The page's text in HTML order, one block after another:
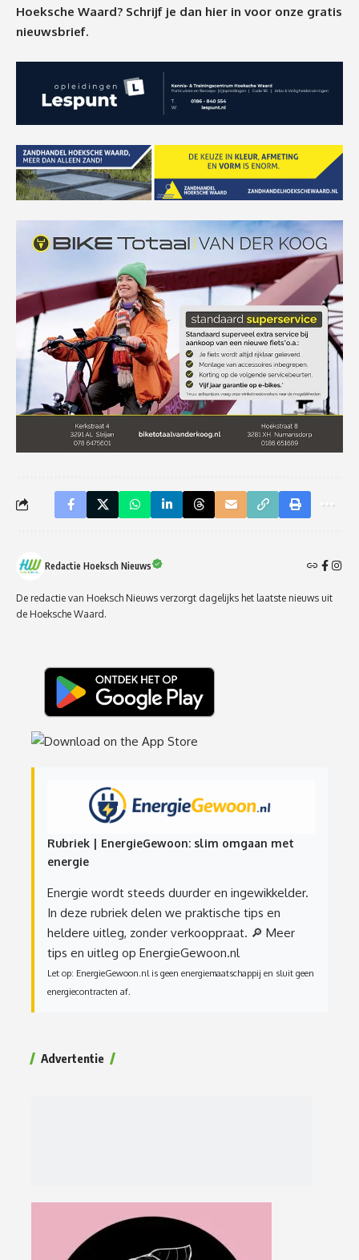
Hoeksche Waard? Schrijf je dan hier in voor onze gratis
nieuwsbrief.
Redactie Hoeksch Nieuws
De redactie van Hoeksch Nieuws verzorgt dagelijks het laatste nieuws uit
de Hoeksche Waard.
Rubriek | EnergieGewoon: slim omgaan met
energie
Energie wordt steeds duurder en ingewikkelder.
In deze rubriek delen we praktische tips en
heldere uitleg, zonder verkooppraat. 🔎 Meer
tips en uitleg op EnergieGewoon.nl
Let op: EnergieGewoon.nl is geen energiemaatschappij en sluit geen
energiecontracten af.
Advertentie